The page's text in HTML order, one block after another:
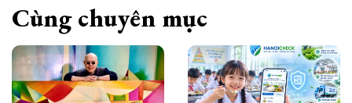
Cùng chuyên mục